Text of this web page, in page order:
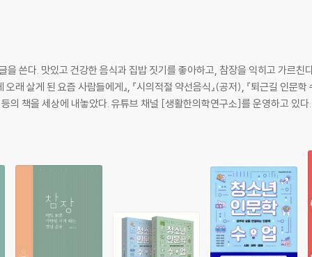
쓴다. 맛있고 건강한 음식과 집밥 짓기를 좋아하고, 참장을 익히고 가르친다.
오래 살게 된 요즘 사람들에게』, 『시의적절 약선음식』(공저), 『퇴근길 인문
등의 책을 세상에 내놓았다. 유튜브 채널 [생활한의학연구소]를 운영하고 있다.